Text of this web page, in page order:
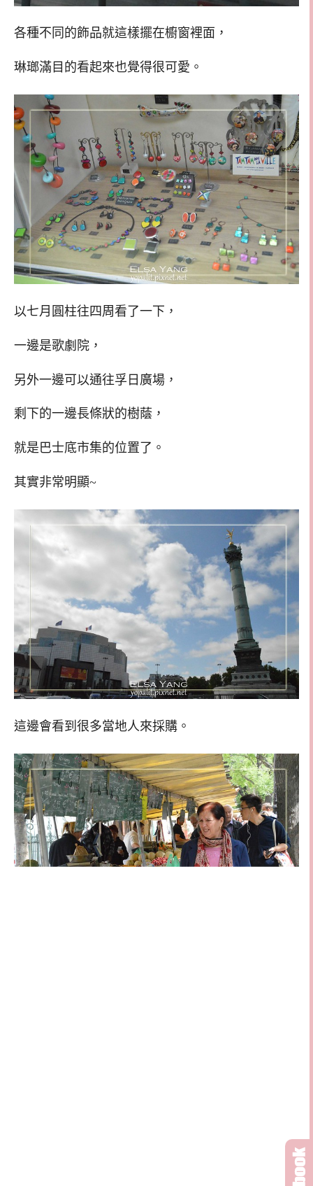
各種不同的飾品就這樣擺在櫥窗裡面，
琳瑯滿目的看起來也覺得很可愛。
以七月圓柱往四周看了一下，
一邊是歌劇院，
另外一邊可以通往孚日廣場，
剩下的一邊長條狀的樹蔭，
就是巴士底市集的位置了。
其實非常明顯~
這邊會看到很多當地人來採購。